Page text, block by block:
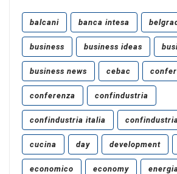
balcani banca intesa
business business ideas
business news cebac
conferenza confindustria
confindustria italia
cucina day development
economico economy